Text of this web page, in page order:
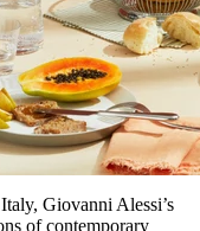
Giovanni Alessi’s
of contemporary